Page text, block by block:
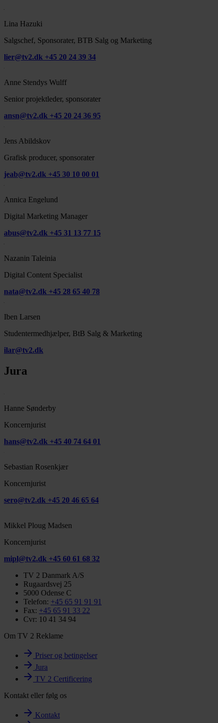
Lina Hazuki
Salgschef, Sponsorater, BTB Salg og Marketing
lier@tv2.dk +45 20 24 39 34
Anne Stendys Wulff
Senior projektleder, sponsorater
ansn@tv2.dk +45 20 24 36 95
Jens Abildskov
Grafisk producer, sponsorater
jeab@tv2.dk +45 30 10 00 01
Annica Engelund
Digital Marketing Manager
abus@tv2.dk +45 31 13 77 15
Nazanin Taleinia
Digital Content Specialist
nata@tv2.dk +45 28 65 40 78
Iben Larsen
Studentermedhjælper, BtB Salg & Marketing
ilar@tv2.dk
Jura
Hanne Sønderby
Koncernjurist
hans@tv2.dk +45 40 74 64 01
Sebastian Rosenkjær
Koncernjurist
sero@tv2.dk +45 20 46 65 64
Mikkel Ploug Madsen
Koncernjurist
mipl@tv2.dk +45 60 61 68 32
TV 2 Danmark A/S
Rugaardsvej 25
5000 Odense C
Telefon: +45 65 91 91 91
Fax: +45 65 91 33 22
Cvr: 10 41 34 94
Om TV 2 Reklame
Priser og betingelser
Jura
TV 2 Certificering
Kontakt eller følg os
Kontakt